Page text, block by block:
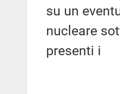
su un
nucleare
presenti i